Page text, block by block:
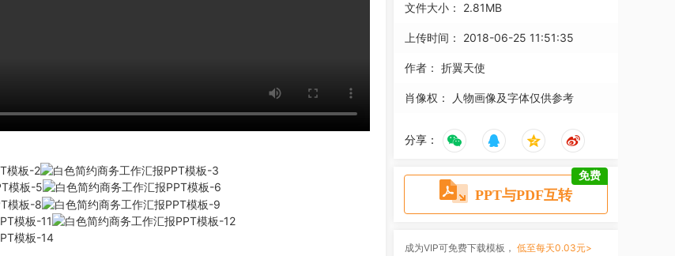
文件大小： 2.81MB
上传时间： 2018-06-25 11:51:35
作者： 折翼天使
肖像权： 人物画像及字体仅供参考
分享：
PPT与PDF互转
免费
成为VIP可免费下载模板， 低至每天0.03元>